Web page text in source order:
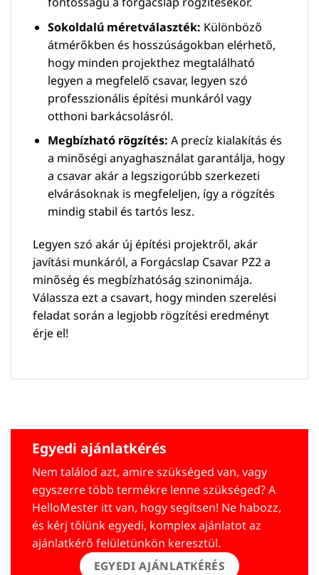
Sokoldalú méretválaszték: Különböző
átmérőkben és hosszúságokban elérhető,
hogy minden projekthez megtalálható
legyen a megfelelő csavar, legyen szó
professzionális építési munkáról vagy
otthoni barkácsolásról.
Megbízható rögzítés: A precíz kialakítás és
a minőségi anyaghasználat garantálja, hogy
a csavar akár a legszigorúbb szerkezeti
elvárásoknak is megfeleljen, így a rögzítés
mindig stabil és tartós lesz.
Legyen szó akár új építési projektről, akár
javítási munkáról, a Forgácslap Csavar PZ2 a
minőség és megbízhatóság szinonimája.
Válassza ezt a csavart, hogy minden szerelési
feladat során a legjobb rögzítési eredményt
érje el!
Egyedi ajánlatkérés
Nem találod azt, amire szükséged van, vagy
egyszerre több termékre lenne szükséged? A
HelloMester itt van, hogy segítsen! Ne habozz,
és kérj tőlünk egyedi, komplex ajánlatot az
ajánlatkérő felületünkön keresztül.
EGYEDI AJÁNLATKÉRÉS